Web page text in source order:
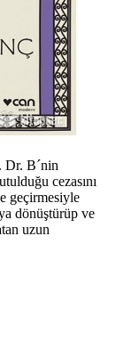
Dr. B´nin
cezasını
geçirmesiyle
dönüştürüp ve
uzun